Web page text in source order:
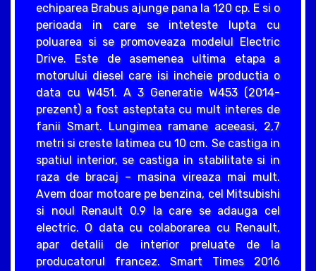
echiparea Brabus ajunge pana la 120 cp. E si o
perioada in care se inteteste lupta cu
poluarea si se promoveaza modelul Electric
Drive. Este de asemenea ultima etapa a
motorului diesel care isi incheie productia o
data cu W451. A 3 Generatie W453 (2014-
prezent) a fost asteptata cu mult interes de
fanii Smart. Lungimea ramane aceeasi, 2,7
metri si creste latimea cu 10 cm. Se castiga in
spatiul interior, se castiga in stabilitate si in
raza de bracaj – masina vireaza mai mult.
Avem doar motoare pe benzina, cel Mitsubishi
si noul Renault 0.9 la care se adauga cel
electric. O data cu colaborarea cu Renault,
apar detalii de interior preluate de la
producatorul francez. Smart Times 2016